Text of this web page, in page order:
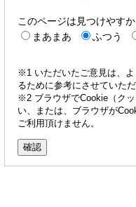
このページは見つけやす
まあまあ
ふつう
※1 いただいたご意見は、
るために参考にさせていた
※2 ブラウザでCookie（ク
い、または、ブラウザが
ご利用頂けません。